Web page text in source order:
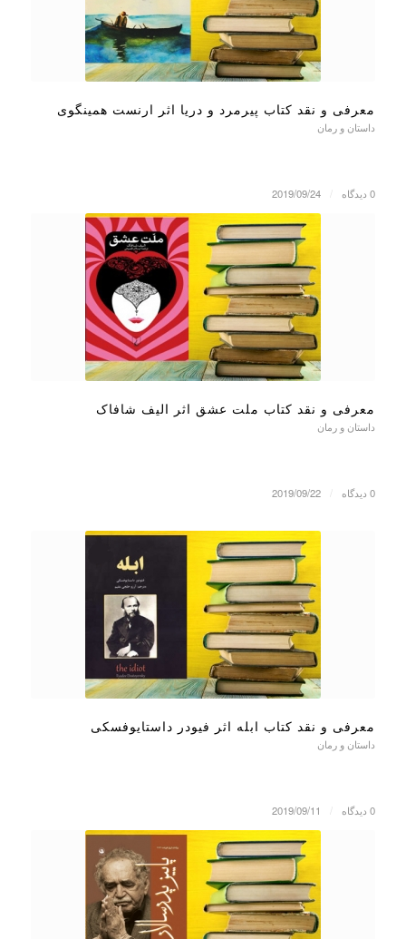
معرفی و نقد کتاب پیرمرد و دریا اثر ارنست همینگوی
داستان و رمان
0 دیدگاه 2019/09/24
معرفی و نقد کتاب ملت عشق اثر الیف شافاک
داستان و رمان
0 دیدگاه 2019/09/22
معرفی و نقد کتاب ابله اثر فیودر داستایوفسکی
داستان و رمان
0 دیدگاه 2019/09/11